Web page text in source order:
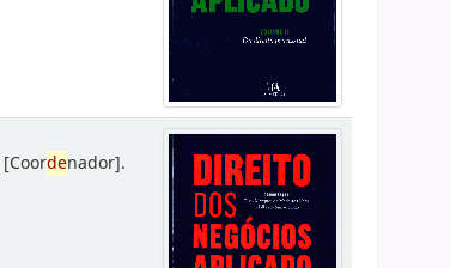
[Coordenador].